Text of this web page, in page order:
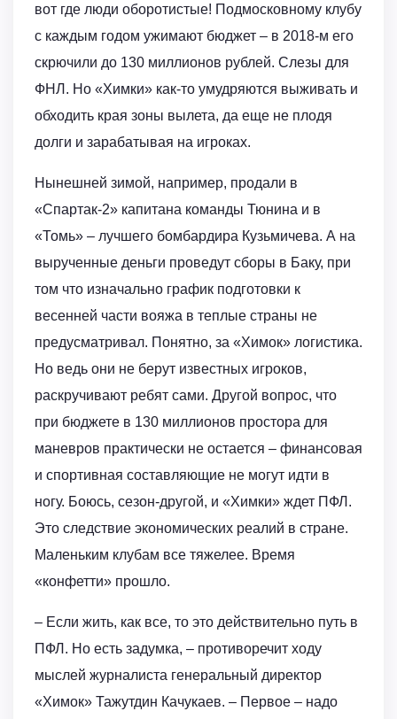
вот где люди оборотистые! Подмосковному клубу
с каждым годом ужимают бюджет – в 2018-м его
скрючили до 130 миллионов рублей. Слезы для
ФНЛ. Но «Химки» как-то умудряются выживать и
обходить края зоны вылета, да еще не плодя
долги и зарабатывая на игроках.
Нынешней зимой, например, продали в
«Спартак-2» капитана команды Тюнина и в
«Томь» – лучшего бомбардира Кузьмичева. А на
вырученные деньги проведут сборы в Баку, при
том что изначально график подготовки к
весенней части вояжа в теплые страны не
предусматривал. Понятно, за «Химок» логистика.
Но ведь они не берут известных игроков,
раскручивают ребят сами. Другой вопрос, что
при бюджете в 130 миллионов простора для
маневров практически не остается – финансовая
и спортивная составляющие не могут идти в
ногу. Боюсь, сезон-другой, и «Химки» ждет ПФЛ.
Это следствие экономических реалий в стране.
Маленьким клубам все тяжелее. Время
«конфетти» прошло.
– Если жить, как все, то это действительно путь в
ПФЛ. Но есть задумка, – противоречит ходу
мыслей журналиста генеральный директор
«Химок» Тажутдин Качукаев. – Первое – надо